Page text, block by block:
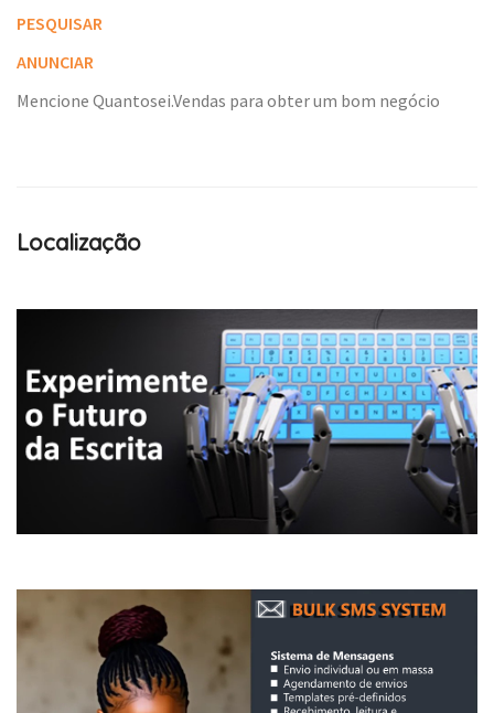
PESQUISAR
ANUNCIAR
Mencione Quantosei.Vendas para obter um bom negócio
Localização